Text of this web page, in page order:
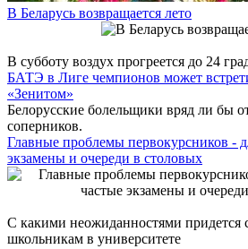
В Беларусь возвращается лето
В субботу воздух прогреется до 24
БАТЭ в Лиге чемпионов может
«Зенитом»
Белорусские болельщики вряд ли бы
соперников.
Главные проблемы первокурсников -
экзамены и очереди в столовых
С какими неожиданностями придется
школьникам в университете